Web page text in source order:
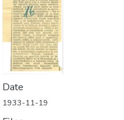
Date
1933-11-19